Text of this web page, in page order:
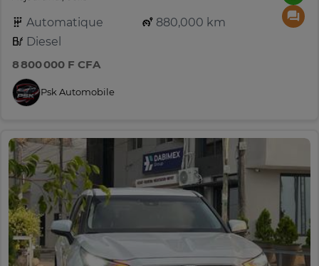
Automatique
880,000 km
Diesel
8 800 000 F CFA
Psk Automobile